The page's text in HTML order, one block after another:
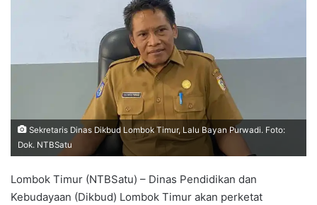
Sekretaris Dinas Dikbud Lombok Timur, Lalu Bayan Purwadi. Foto:
Dok. NTBSatu
Lombok Timur (NTBSatu) – Dinas Pendidikan dan
Kebudayaan (Dikbud) Lombok Timur akan perketat